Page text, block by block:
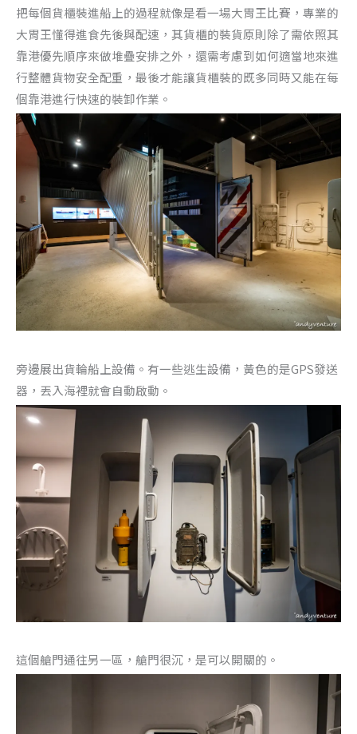
把每個貨櫃裝進船上的過程就像是看一場大胃王比賽，專業的
大胃王懂得進食先後與配速，其貨櫃的裝貨原則除了需依照其
靠港優先順序來做堆疊安排之外，還需考慮到如何適當地來進
行整體貨物安全配重，最後才能讓貨櫃裝的既多同時又能在每
個靠港進行快速的裝卸作業。
旁邊展出貨輪船上設備。有一些逃生設備，黃色的是GPS發送
器，丟入海裡就會自動啟動。
這個艙門通往另一區，艙門很沉，是可以開關的。